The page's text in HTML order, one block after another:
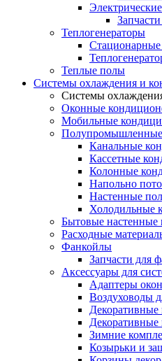
Теплогенераторы
Cтационарные
Теплые полы
Системы охлаждения и
Системы
Оконные
Мобильные
Канальные
Кассетные
Колонные
Напольно
Настенные
Холодильные
Бытовые настенные
Расходные
Фанкойлы
Запчасти для
Аксессуары для
Адаптеры
Воздуховоды
Декоративные
Зимние
Козырьки и